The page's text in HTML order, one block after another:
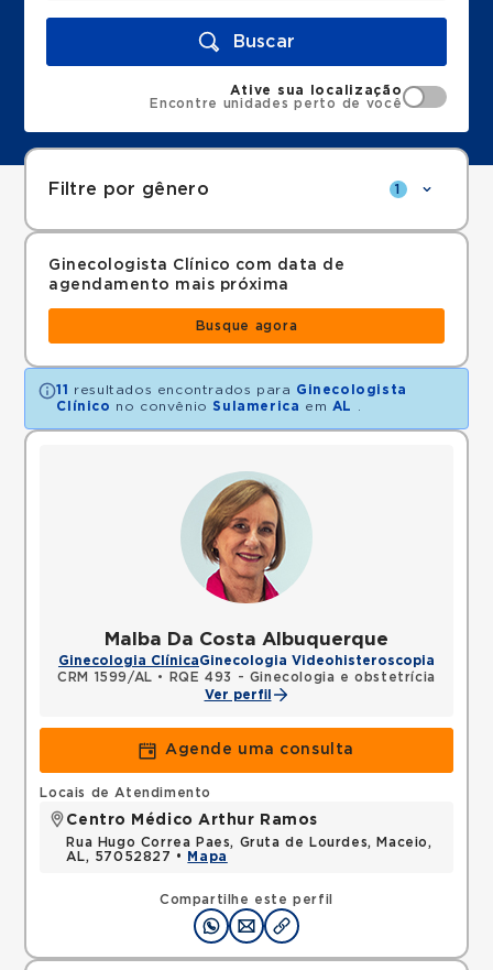
Buscar
Ative sua localização
Encontre unidades perto de você
Filtre por gênero 1
Ginecologista Clínico com data de
agendamento mais próxima
Busque agora
11 resultados encontrados para Ginecologista
Clínico no convênio Sulamerica em AL
Malba Da Costa Albuquerque
Ginecologia ClínicaGinecologia Videohisteroscopia
CRM 1599/AL •
RQE 493 - Ginecologia e obstetrícia
Ver perfil
Agende uma consulta
Compartilhe este perfil
Locais de Atendimento
Centro Médico Arthur Ramos
Rua Hugo Correa Paes, Gruta de Lourdes, Maceio,
AL, 57052827 •
Mapa